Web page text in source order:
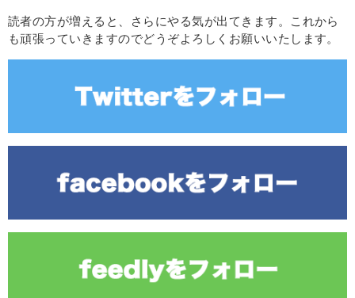
読者の方が増えると、さらにやる気が出てきます。これから
も頑張っていきますのでどうぞよろしくお願いいたします。